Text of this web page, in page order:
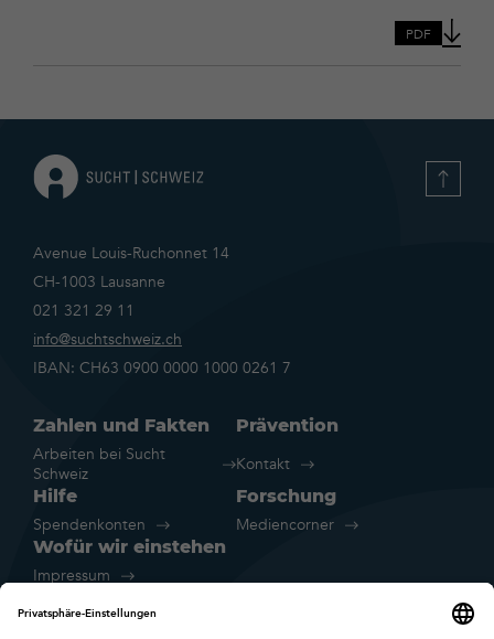
PDF
Avenue Louis-Ruchonnet 14
CH-1003 Lausanne
021 321 29 11
info@suchtschweiz.ch
IBAN: CH63 0900 0000 1000 0261 7
Zahlen und Fakten
Arbeiten bei Sucht
Schweiz
Prävention
Kontakt
Hilfe
Spendenkonten
Forschung
Mediencorner
Wofür wir einstehen
Impressum